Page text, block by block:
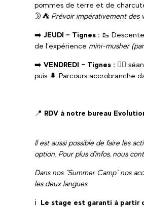
pommes de terre et de
🌛⛺ Prévoir impérativement des
➡️ JEUDI – Tignes : 🥾
de l’expérience mini-musher
➡️ VENDREDI – Tignes : 🚵‍♀️
puis 🌲 Parcours accrobranche
📍 RDV à notre bureau
Il est aussi possible de faire les
option. Pour plus d'infos, nous
Dans nos "Summer Camp" nos
les deux langues.
ℹ️ Le stage est garanti à partir